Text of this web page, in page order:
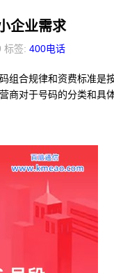
企业需求
标签: 400电话
组合规律和资费标准是
商对于号码的分类和具